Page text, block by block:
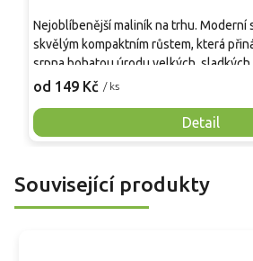
od 149 Kč / ks
Detail
Nejoblíbenější maliník na trhu. Moderní
skvělým kompaktním růstem, která
srpna bohatou úrodu velkých, sladkých
Pevné vzpřímené výhony tvoří
Mrazuvzdornost do −25 °C a spolehlivá
skvělou volbu pro každého pěstitele.
Související produkty